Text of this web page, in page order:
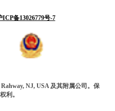
ICP备13026779号-7
NJ, USA 及其附属公司。保
利。